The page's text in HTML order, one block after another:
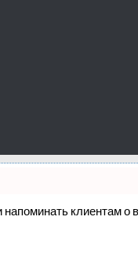
напоминать клиентам